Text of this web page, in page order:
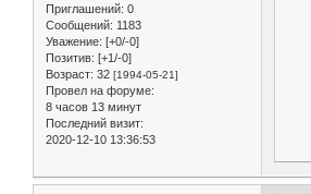
Приглашений: 0
Сообщений: 1183
Уважение: [+0/-0]
Позитив: [+1/-0]
Возраст: 32 [1994-05-21]
Провел на форуме:
8 часов 13 минут
Последний визит:
2020-12-10 13:36:53